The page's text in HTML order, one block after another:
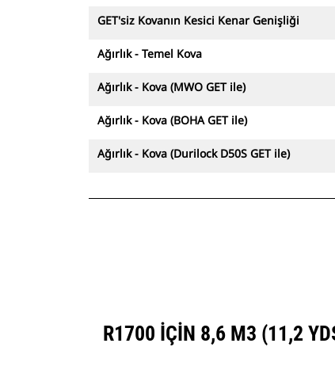
GET'siz Kovanın Kesici Kenar Genişliği
Ağırlık - Temel Kova
Ağırlık - Kova (MWO GET ile)
Ağırlık - Kova (BOHA GET ile)
Ağırlık - Kova (Durilock D50S GET ile)
R1700 IÇIN 8,6 M3 (11,2